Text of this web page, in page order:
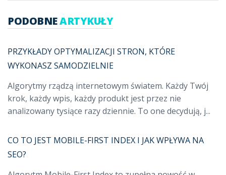
PODOBNEARTYKUŁY
PRZYKŁADY OPTYMALIZACJI STRON, KTÓRE
WYKONASZ SAMODZIELNIE
Algorytmy rządzą internetowym światem. Każdy Twój
krok, każdy wpis, każdy produkt jest przez nie
analizowany tysiące razy dziennie. To one decydują, j...
CO TO JEST MOBILE-FIRST INDEX I JAK WPŁYWA NA
SEO?